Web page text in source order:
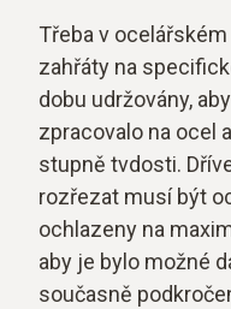
Třeba v
zahřáty na
dobu udržovány,
zpracovalo na ocel
stupně tvdosti.
rozřezat musí být
ochlazeny na
aby je bylo možné
současně